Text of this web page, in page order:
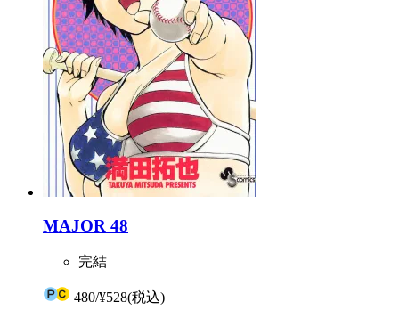
MAJOR 48
完結
480/¥528(税込)